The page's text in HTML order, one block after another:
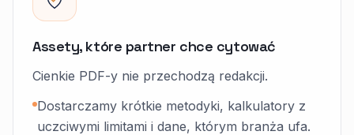
Assety, które partner chce cytować
Cienkie PDF-y nie przechodzą redakcji.
Dostarczamy krótkie metodyki, kalkulatory z
uczciwymi limitami i dane, którym branża ufa.